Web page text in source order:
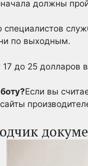
должны
специалистов
по выходным.
17 до 25 долларов
Если вы